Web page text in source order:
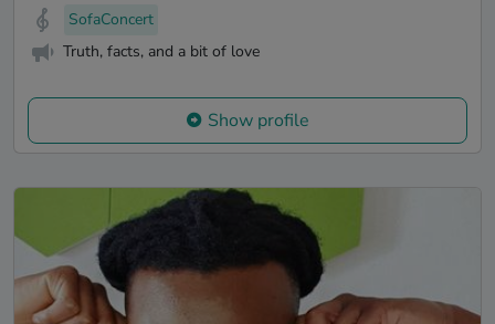
SofaConcert
Truth, facts, and a bit of love
Show profile